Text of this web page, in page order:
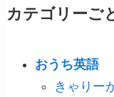
カテゴリーご
おうち英語
きゃりー